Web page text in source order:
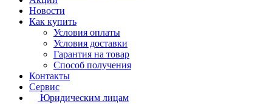
Новости
Как купить
Условия оплаты
Условия доставки
Гарантия на товар
Способ получения
Контакты
Сервис
Юридическим лицам